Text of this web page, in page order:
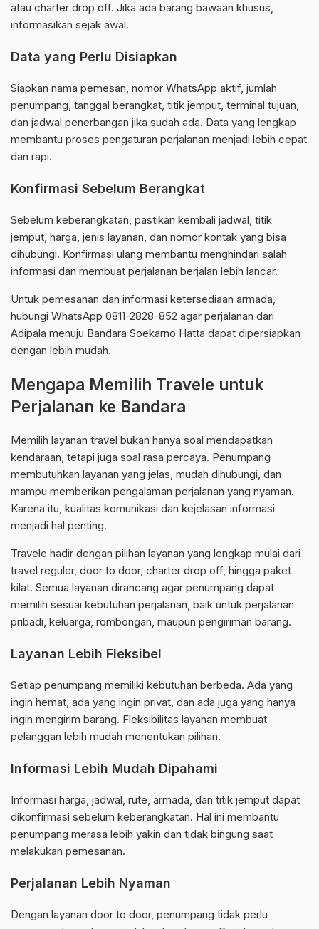
atau charter drop off. Jika ada barang bawaan khusus,
informasikan sejak awal.
Data yang Perlu Disiapkan
Siapkan nama pemesan, nomor WhatsApp aktif, jumlah
penumpang, tanggal berangkat, titik jemput, terminal tujuan,
dan jadwal penerbangan jika sudah ada. Data yang lengkap
membantu proses pengaturan perjalanan menjadi lebih cepat
dan rapi.
Konfirmasi Sebelum Berangkat
Sebelum keberangkatan, pastikan kembali jadwal, titik
jemput, harga, jenis layanan, dan nomor kontak yang bisa
dihubungi. Konfirmasi ulang membantu menghindari salah
informasi dan membuat perjalanan berjalan lebih lancar.
Untuk pemesanan dan informasi ketersediaan armada,
hubungi WhatsApp 0811-2828-852 agar perjalanan dari
Adipala menuju Bandara Soekarno Hatta dapat dipersiapkan
dengan lebih mudah.
Mengapa Memilih Travele untuk
Perjalanan ke Bandara
Memilih layanan travel bukan hanya soal mendapatkan
kendaraan, tetapi juga soal rasa percaya. Penumpang
membutuhkan layanan yang jelas, mudah dihubungi, dan
mampu memberikan pengalaman perjalanan yang nyaman.
Karena itu, kualitas komunikasi dan kejelasan informasi
menjadi hal penting.
Travele hadir dengan pilihan layanan yang lengkap mulai dari
travel reguler, door to door, charter drop off, hingga paket
kilat. Semua layanan dirancang agar penumpang dapat
memilih sesuai kebutuhan perjalanan, baik untuk perjalanan
pribadi, keluarga, rombongan, maupun pengiriman barang.
Layanan Lebih Fleksibel
Setiap penumpang memiliki kebutuhan berbeda. Ada yang
ingin hemat, ada yang ingin privat, dan ada juga yang hanya
ingin mengirim barang. Fleksibilitas layanan membuat
pelanggan lebih mudah menentukan pilihan.
Informasi Lebih Mudah Dipahami
Informasi harga, jadwal, rute, armada, dan titik jemput dapat
dikonfirmasi sebelum keberangkatan. Hal ini membantu
penumpang merasa lebih yakin dan tidak bingung saat
melakukan pemesanan.
Perjalanan Lebih Nyaman
Dengan layanan door to door, penumpang tidak perlu